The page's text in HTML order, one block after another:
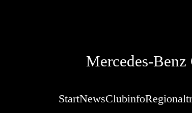
Mercedes-Benz
StartNewsClubinfo